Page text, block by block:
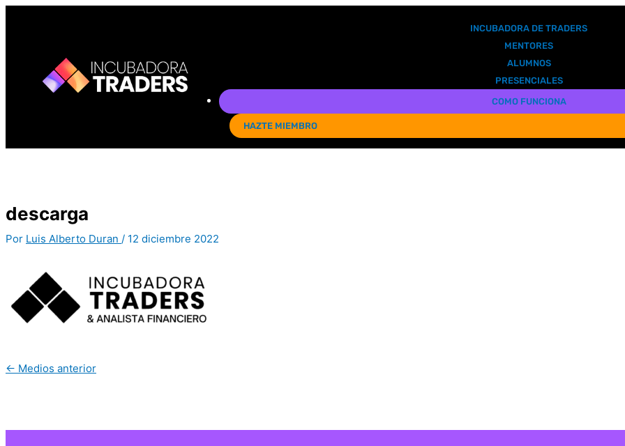
Ir
INCUBADORA DE TRADERS
MENTORES
ALUMNOS
PRESENCIALES
COMO FUNCIONA
HAZTE MIEMBRO
descarga
Por Luis Alberto Duran / 12 diciembre 2022
← Medios anterior